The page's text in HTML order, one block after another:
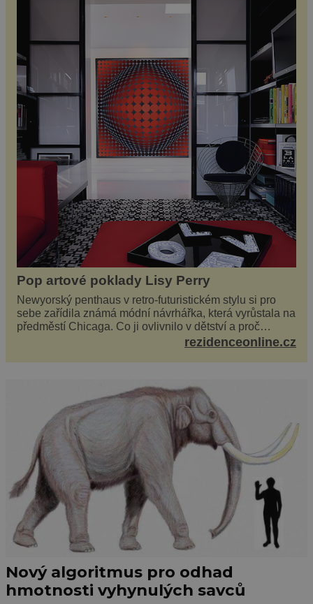
Pop artové poklady Lisy Perry
Newyorský penthaus v retro-futuristickém stylu si pro
sebe zařídila známá módní návrhářka, která vyrůstala na
předměstí Chicaga. Co ji ovlivnilo v dětství a proč
vypadá její domov právě takto? Interié...rezidenceonline.cz
Nový algoritmus pro odhad
hmotnosti vyhynulých savců